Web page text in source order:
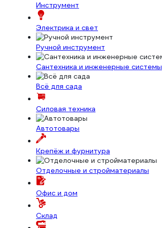
Инструмент
Электрика и свет
Ручной инструмент
Сантехника и инженерные системы
Всё для сада
Силовая техника
Автотовары
Крепёж и фурнитура
Отделочные и стройматериалы
Офис и дом
Склад